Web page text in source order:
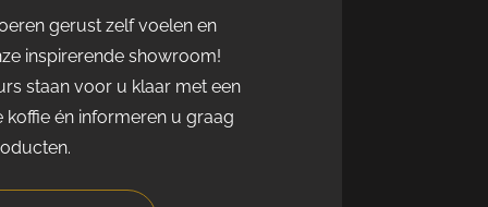
gerust zelf voelen en
inspirerende showroom!
staan voor u klaar met een
koffie én informeren u graag